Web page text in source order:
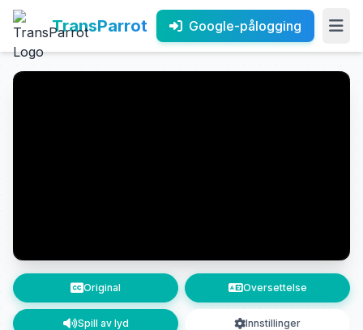
TransParrot Google-pålogging
Original Oversettelse
Spill av lyd Innstillinger